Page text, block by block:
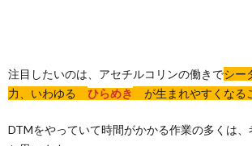
注目したいのは、アセチルコリンの働きでシー
力、いわゆる ひらめき が生まれやすくなる
DTMをやっていて時間がかかる作業の多くは